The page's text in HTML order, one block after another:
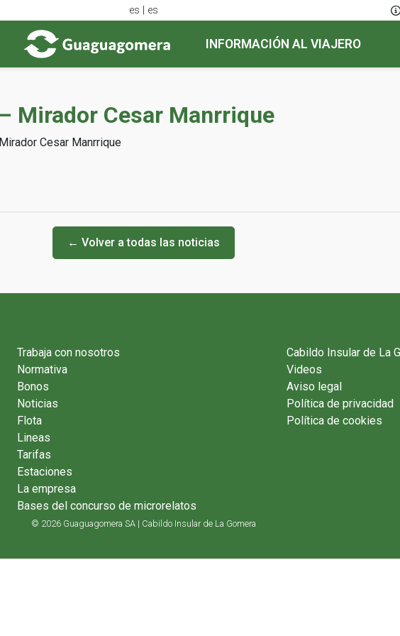
es | es
INFORMACIÓN AL VIAJERO
Mirador Cesar Manrrique
Cesar Manrrique
← Volver a todas las noticias
Trabaja con nosotros
Normativa
Bonos
Noticias
Flota
Lineas
Tarifas
Estaciones
La empresa
Bases del concurso de microrelatos
Cabildo Insular de La
Videos
Aviso legal
Política de privacidad
Política de cookies
© 2026 Guaguagomera SA | Cabildo Insular de La Gomera